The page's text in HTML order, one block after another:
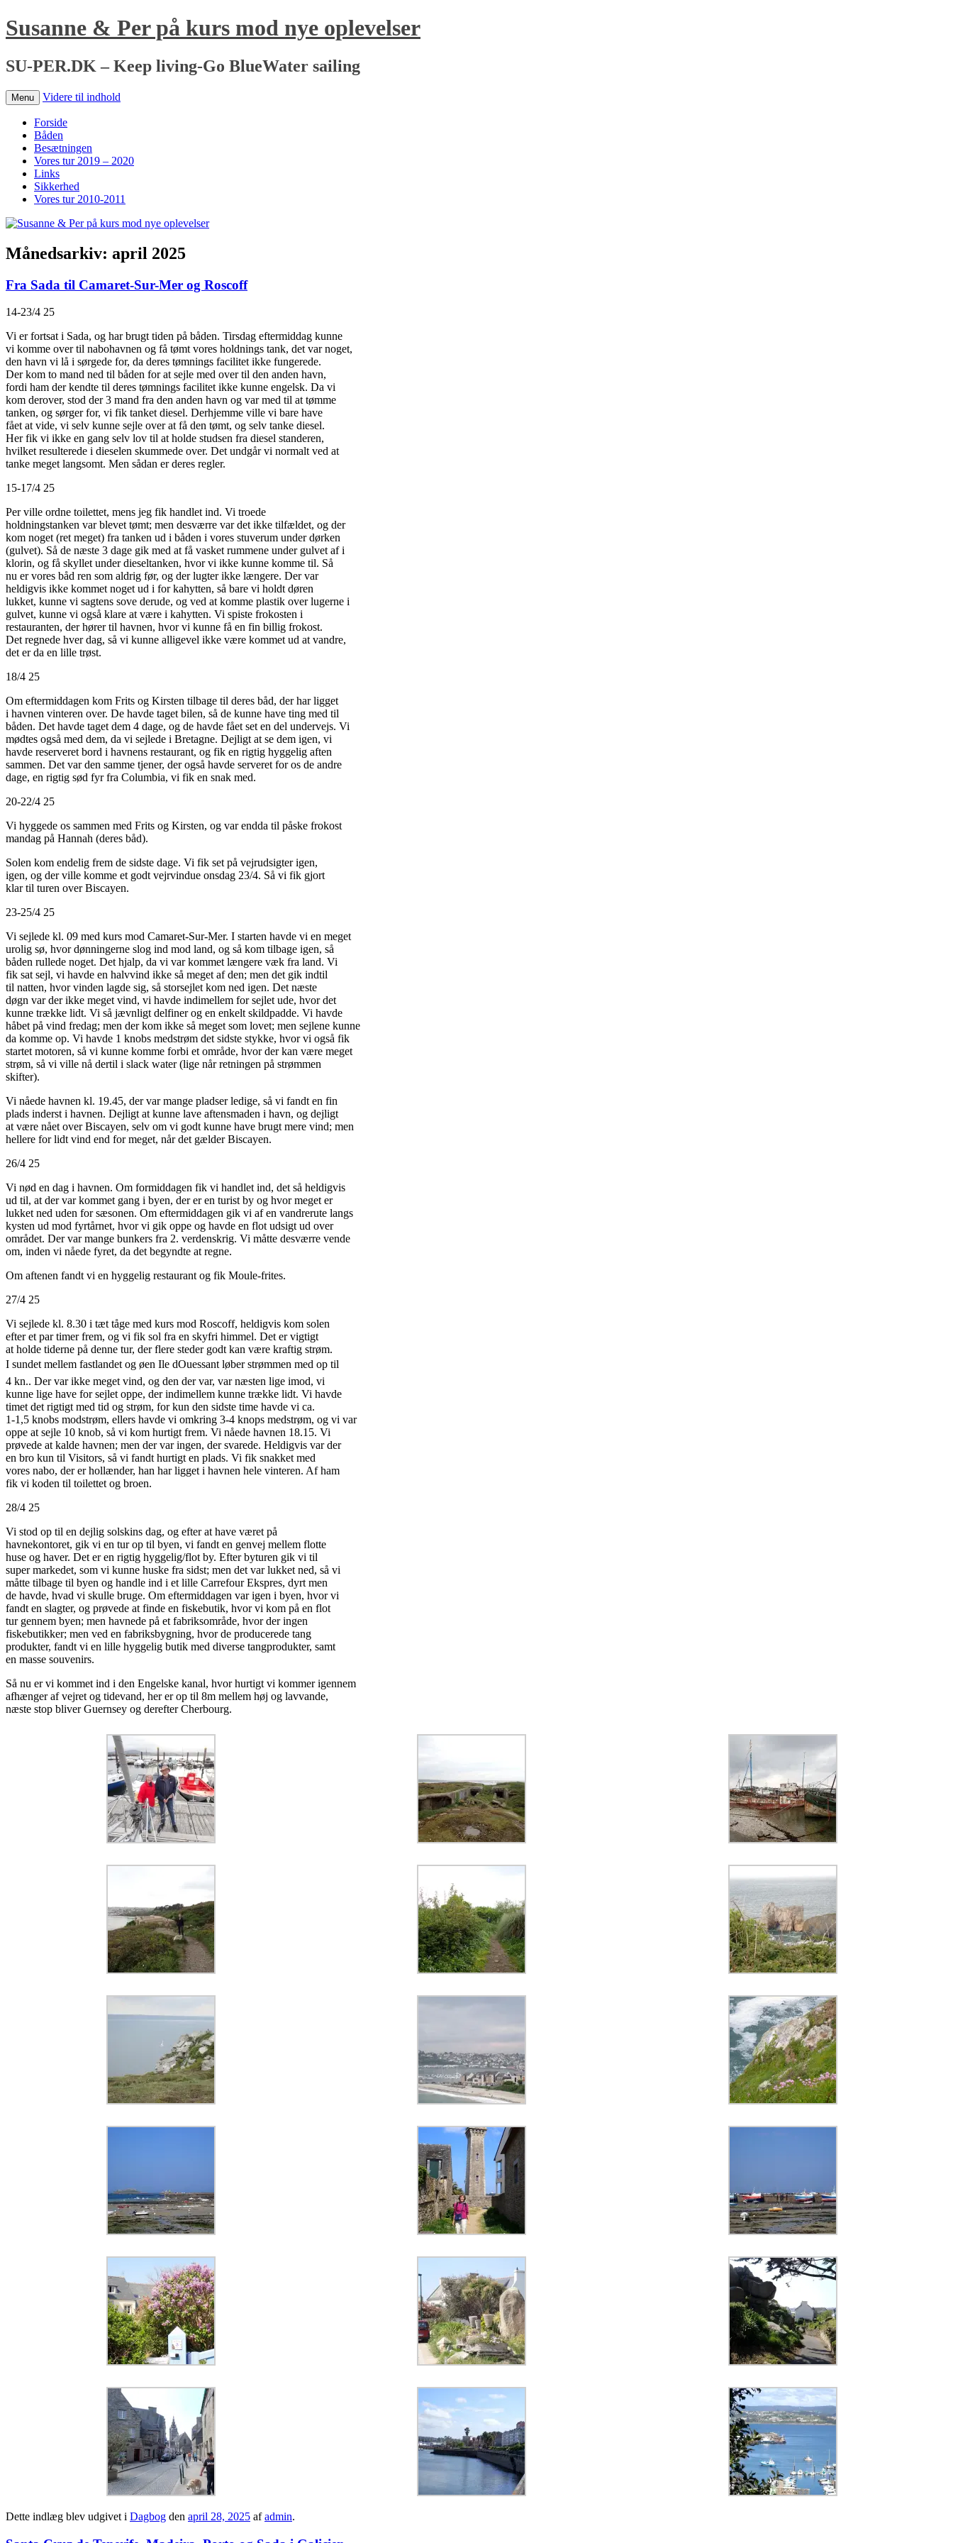
Susanne & Per på kurs mod nye oplevelser
SU-PER.DK – Keep living-Go BlueWater sailing
Menu Videre til indhold
Forside
Båden
Besætningen
Vores tur 2019 – 2020
Links
Sikkerhed
Vores tur 2010-2011
Månedsarkiv: april 2025
Fra Sada til Camaret-Sur-Mer og Roscoff
14-23/4 25
Vi er fortsat i Sada, og har brugt tiden på båden. Tirsdag eftermiddag kunne
vi komme over til nabohavnen og få tømt vores holdnings tank, det var noget,
den havn vi lå i sørgede for, da deres tømnings facilitet ikke fungerede.
Der kom to mand ned til båden for at sejle med over til den anden havn,
fordi ham der kendte til deres tømnings facilitet ikke kunne engelsk. Da vi
kom derover, stod der 3 mand fra den anden havn og var med til at tømme
tanken, og sørger for, vi fik tanket diesel. Derhjemme ville vi bare have
fået at vide, vi selv kunne sejle over at få den tømt, og selv tanke diesel.
Her fik vi ikke en gang selv lov til at holde studsen fra diesel standeren,
hvilket resulterede i dieselen skummede over. Det undgår vi normalt ved at
tanke meget langsomt. Men sådan er deres regler.
15-17/4 25
Per ville ordne toilettet, mens jeg fik handlet ind. Vi troede
holdningstanken var blevet tømt; men desværre var det ikke tilfældet, og der
kom noget (ret meget) fra tanken ud i båden i vores stuverum under dørken
(gulvet). Så de næste 3 dage gik med at få vasket rummene under gulvet af i
klorin, og få skyllet under dieseltanken, hvor vi ikke kunne komme til. Så
nu er vores båd ren som aldrig før, og der lugter ikke længere. Der var
heldigvis ikke kommet noget ud i for kahytten, så bare vi holdt døren
lukket, kunne vi sagtens sove derude, og ved at komme plastik over lugerne i
gulvet, kunne vi også klare at være i kahytten. Vi spiste frokosten i
restauranten, der hører til havnen, hvor vi kunne få en fin billig frokost.
Det regnede hver dag, så vi kunne alligevel ikke være kommet ud at vandre,
det er da en lille trøst.
18/4 25
Om eftermiddagen kom Frits og Kirsten tilbage til deres båd, der har ligget
i havnen vinteren over. De havde taget bilen, så de kunne have ting med til
båden. Det havde taget dem 4 dage, og de havde fået set en del undervejs. Vi
mødtes også med dem, da vi sejlede i Bretagne. Dejligt at se dem igen, vi
havde reserveret bord i havnens restaurant, og fik en rigtig hyggelig aften
sammen. Det var den samme tjener, der også havde serveret for os de andre
dage, en rigtig sød fyr fra Columbia, vi fik en snak med.
20-22/4 25
Vi hyggede os sammen med Frits og Kirsten, og var endda til påske frokost
mandag på Hannah (deres båd).
Solen kom endelig frem de sidste dage. Vi fik set på vejrudsigter igen,
igen, og der ville komme et godt vejrvindue onsdag 23/4. Så vi fik gjort
klar til turen over Biscayen.
23-25/4 25
Vi sejlede kl. 09 med kurs mod Camaret-Sur-Mer. I starten havde vi en meget
urolig sø, hvor dønningerne slog ind mod land, og så kom tilbage igen, så
båden rullede noget. Det hjalp, da vi var kommet længere væk fra land. Vi
fik sat sejl, vi havde en halvvind ikke så meget af den; men det gik indtil
til natten, hvor vinden lagde sig, så storsejlet kom ned igen. Det næste
døgn var der ikke meget vind, vi havde indimellem for sejlet ude, hvor det
kunne trække lidt. Vi så jævnligt delfiner og en enkelt skildpadde. Vi havde
håbet på vind fredag; men der kom ikke så meget som lovet; men sejlene kunne
da komme op. Vi havde 1 knobs medstrøm det sidste stykke, hvor vi også fik
startet motoren, så vi kunne komme forbi et område, hvor der kan være meget
strøm, så vi ville nå dertil i slack water (lige når retningen på strømmen
skifter).
Vi nåede havnen kl. 19.45, der var mange pladser ledige, så vi fandt en fin
plads inderst i havnen. Dejligt at kunne lave aftensmaden i havn, og dejligt
at være nået over Biscayen, selv om vi godt kunne have brugt mere vind; men
hellere for lidt vind end for meget, når det gælder Biscayen.
26/4 25
Vi nød en dag i havnen. Om formiddagen fik vi handlet ind, det så heldigvis
ud til, at der var kommet gang i byen, der er en turist by og hvor meget er
lukket ned uden for sæsonen. Om eftermiddagen gik vi af en vandrerute langs
kysten ud mod fyrtårnet, hvor vi gik oppe og havde en flot udsigt ud over
området. Der var mange bunkers fra 2. verdenskrig. Vi måtte desværre vende
om, inden vi nåede fyret, da det begyndte at regne.
Om aftenen fandt vi en hyggelig restaurant og fik Moule-frites.
27/4 25
Vi sejlede kl. 8.30 i tæt tåge med kurs mod Roscoff, heldigvis kom solen
efter et par timer frem, og vi fik sol fra en skyfri himmel. Det er vigtigt
at holde tiderne på denne tur, der flere steder godt kan være kraftig strøm.
I sundet mellem fastlandet og øen Ile dOuessant løber strømmen med op til
4 kn.. Der var ikke meget vind, og den der var, var næsten lige imod, vi
kunne lige have for sejlet oppe, der indimellem kunne trække lidt. Vi havde
timet det rigtigt med tid og strøm, for kun den sidste time havde vi ca.
1-1,5 knobs modstrøm, ellers havde vi omkring 3-4 knops medstrøm, og vi var
oppe at sejle 10 knob, så vi kom hurtigt frem. Vi nåede havnen 18.15. Vi
prøvede at kalde havnen; men der var ingen, der svarede. Heldigvis var der
en bro kun til Visitors, så vi fandt hurtigt en plads. Vi fik snakket med
vores nabo, der er hollænder, han har ligget i havnen hele vinteren. Af ham
fik vi koden til toilettet og broen.
28/4 25
Vi stod op til en dejlig solskins dag, og efter at have været på
havnekontoret, gik vi en tur op til byen, vi fandt en genvej mellem flotte
huse og haver. Det er en rigtig hyggelig/flot by. Efter byturen gik vi til
super markedet, som vi kunne huske fra sidst; men det var lukket ned, så vi
måtte tilbage til byen og handle ind i et lille Carrefour Ekspres, dyrt men
de havde, hvad vi skulle bruge. Om eftermiddagen var igen i byen, hvor vi
fandt en slagter, og prøvede at finde en fiskebutik, hvor vi kom på en flot
tur gennem byen; men havnede på et fabriksområde, hvor der ingen
fiskebutikker; men ved en fabriksbygning, hvor de producerede tang
produkter, fandt vi en lille hyggelig butik med diverse tangprodukter, samt
en masse souvenirs.
Så nu er vi kommet ind i den Engelske kanal, hvor hurtigt vi kommer igennem
afhænger af vejret og tidevand, her er op til 8m mellem høj og lavvande,
næste stop bliver Guernsey og derefter Cherbourg.
Dette indlæg blev udgivet i Dagbog den april 28, 2025 afadmin.